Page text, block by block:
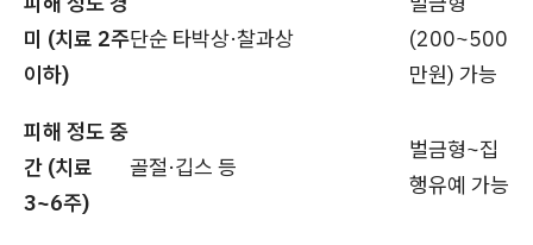
미 (치료 2주
이하)
단순 타박상·찰과상
(200~500
만원) 가능
피해 정도 중
간 (치료
3~6주)
골절·깁스 등
벌금형~집
행유예 가능